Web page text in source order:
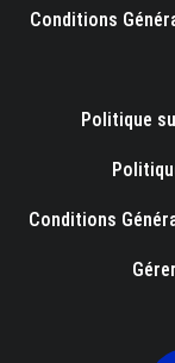
Conditions
Politique
Conditions